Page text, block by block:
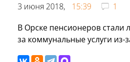
3 июня 2018, 15:39
1
В Орске пенсионеров стали
за коммунальные услуги из-